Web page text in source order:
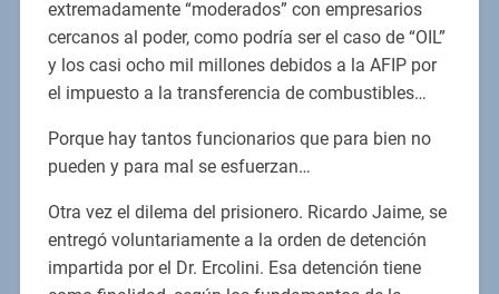
extremadamente “moderados” con empresarios
cercanos al poder, como podría ser el caso de “OIL”
y los casi ocho mil millones debidos a la AFIP por
el impuesto a la transferencia de combustibles…
Porque hay tantos funcionarios que para bien no
pueden y para mal se esfuerzan…
Otra vez el dilema del prisionero. Ricardo Jaime, se
entregó voluntariamente a la orden de detención
impartida por el Dr. Ercolini. Esa detención tiene